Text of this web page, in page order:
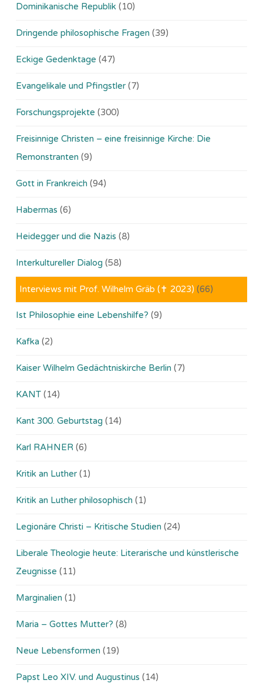
Dominikanische Republik (10)
Dringende philosophische Fragen (39)
Eckige Gedenktage (47)
Evangelikale und Pfingstler (7)
Forschungsprojekte (300)
Freisinnige Christen – eine freisinnige Kirche: Die
Remonstranten (9)
Gott in Frankreich (94)
Habermas (6)
Heidegger und die Nazis (8)
Interkultureller Dialog (58)
Interviews mit Prof. Wilhelm Gräb (✝ 2023) (66)
Ist Philosophie eine Lebenshilfe? (9)
Kafka (2)
Kaiser Wilhelm Gedächtniskirche Berlin (7)
KANT (14)
Kant 300. Geburtstag (14)
Karl RAHNER (6)
Kritik an Luther (1)
Kritik an Luther philosophisch (1)
Legionäre Christi – Kritische Studien (24)
Liberale Theologie heute: Literarische und künstlerische
Zeugnisse (11)
Marginalien (1)
Maria – Gottes Mutter? (8)
Neue Lebensformen (19)
Papst Leo XIV. und Augustinus (14)